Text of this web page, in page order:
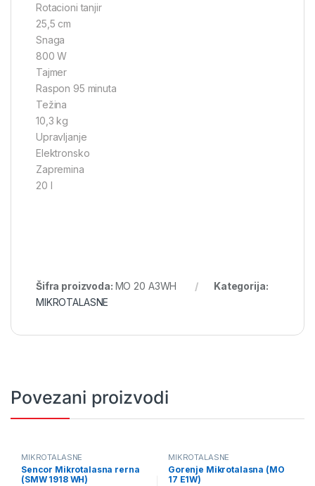
Rotacioni tanjir
25,5 cm
Snaga
800 W
Tajmer
Raspon 95 minuta
Težina
10,3 kg
Upravljanje
Elektronsko
Zapremina
20 l
Šifra proizvoda: MO 20 A3WH
Kategorija:
MIKROTALASNE
Povezani proizvodi
MIKROTALASNE
Sencor Mikrotalasna rerna
(SMW 1918 WH)
MIKROTALASNE
Gorenje Mikrotalasna (MO
17 E1W)